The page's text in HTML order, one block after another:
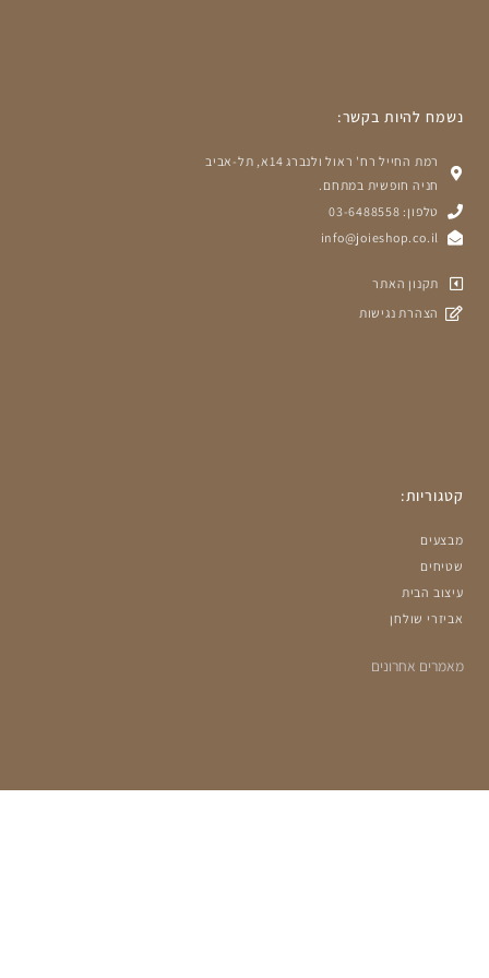
נשמח להיות בקשר:
רמת החייל רח' ראול ולנברג 14א, תל-אביב
חניה חופשית במתחם.
טלפון: 03-6488558
info@joieshop.co.il
תקנון האתר
הצהרת נגישות
קטגוריות:
מבצעים
שטיחים
עיצוב הבית
אביזרי שולחן
מאמרים אחרונים